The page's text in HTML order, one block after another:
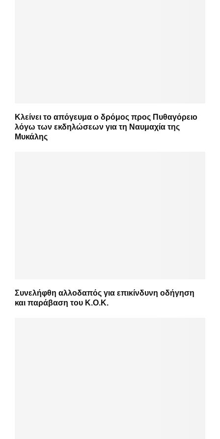
Κλείνει το απόγευμα ο δρόμος προς Πυθαγόρειο
λόγω των εκδηλώσεων για τη Ναυμαχία της
Μυκάλης
Συνελήφθη αλλοδαπός για επικίνδυνη οδήγηση
και παράβαση του Κ.Ο.Κ.